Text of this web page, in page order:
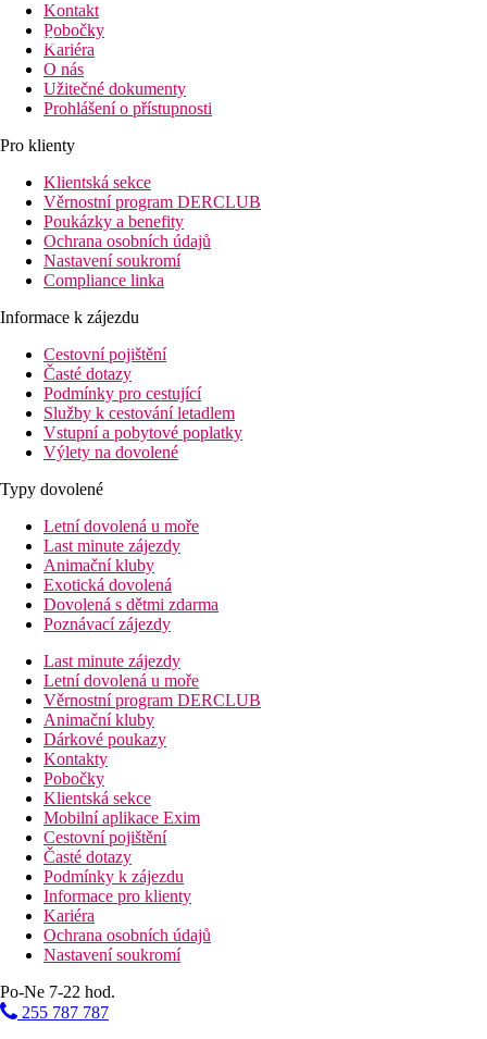
mailu
Kontakt
Pobočky
Kariéra
O nás
Užitečné dokumenty
Prohlášení o přístupnosti
Pro klienty
Klientská sekce
Věrnostní program DERCLUB
Poukázky a benefity
Ochrana osobních údajů
Nastavení soukromí
Compliance linka
Informace k zájezdu
Cestovní pojištění
Časté dotazy
Podmínky pro cestující
Služby k cestování letadlem
Vstupní a pobytové poplatky
Výlety na dovolené
Typy dovolené
Letní dovolená u moře
Last minute zájezdy
Animační kluby
Exotická dovolená
Dovolená s dětmi zdarma
Poznávací zájezdy
Last minute zájezdy
Letní dovolená u moře
Věrnostní program DERCLUB
Animační kluby
Dárkové poukazy
Kontakty
Pobočky
Klientská sekce
Mobilní aplikace Exim
Cestovní pojištění
Časté dotazy
Podmínky k zájezdu
Informace pro klienty
Kariéra
Ochrana osobních údajů
Nastavení soukromí
Po-Ne 7-22 hod.
255 787 787